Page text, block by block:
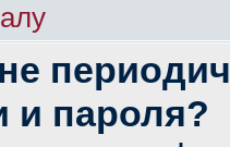
и пароля?